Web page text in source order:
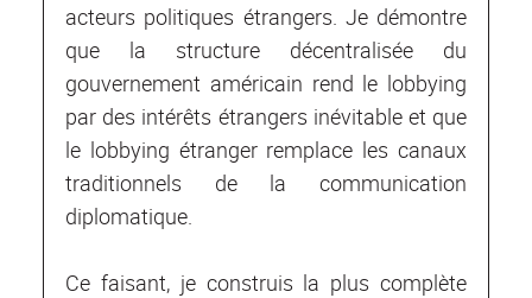
acteurs politiques étrangers. Je démontre
que la structure décentralisée du
gouvernement américain rend le lobbying
par des intérêts étrangers inévitable et que
le lobbying étranger remplace les canaux
traditionnels de la communication
diplomatique.
Ce faisant, je construis la plus complète